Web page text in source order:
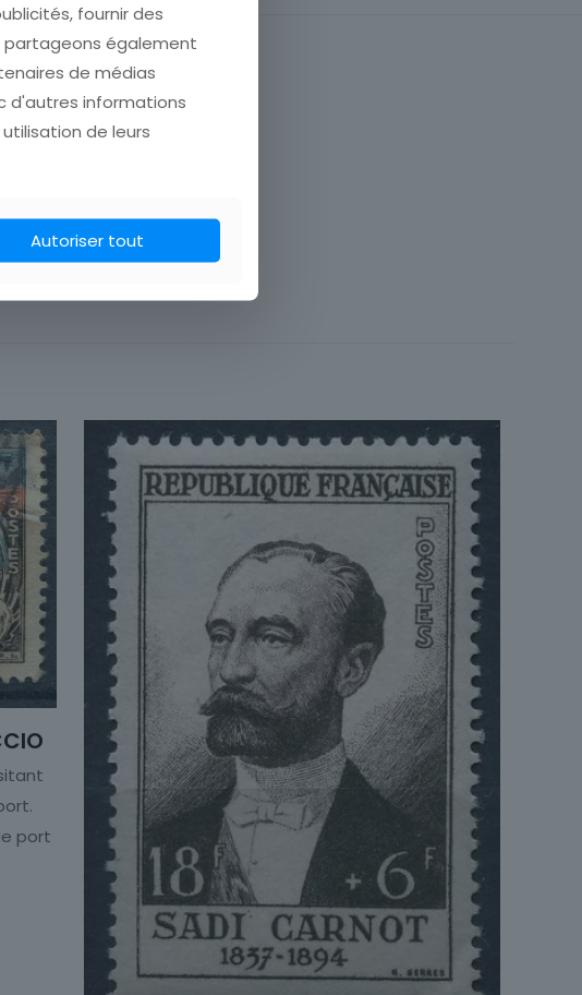
Art & Culture
France
Unité
Oblitéré
port
fournir des
partageons également
de médias
d'autres informations
de leurs
Autoriser tout